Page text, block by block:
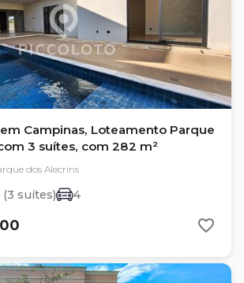
Campinas, Loteamento Parque
3 suítes, com 282 m²
dos Alecrins
(3 suítes) 4